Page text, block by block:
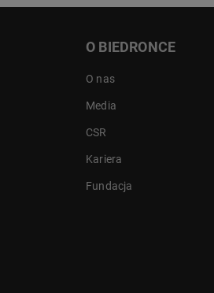
O BIEDRONCE
O nas
Media
CSR
Kariera
Fundacja